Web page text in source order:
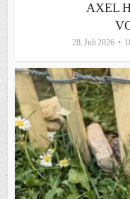
AXEL
28. Juli 2026